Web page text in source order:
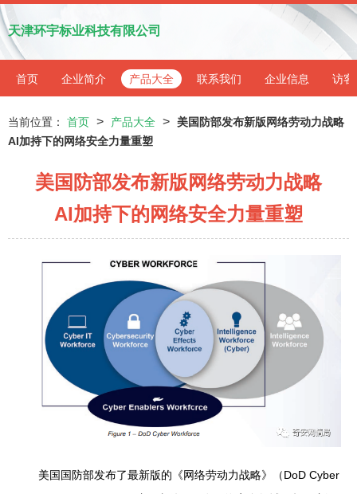
天津环宇标业科技有限公司
首页 企业简介 产品大全 联系我们 企业信息 访客
当前位置： 首页 > 产品大全 > 美国防部发布新版网络劳动力战略
AI加持下的网络安全力量重塑
美国防部发布新版网络劳动力战略
AI加持下的网络安全力量重塑
美国国防部发布了最新版的《网络劳动力战略》（DoD Cyber